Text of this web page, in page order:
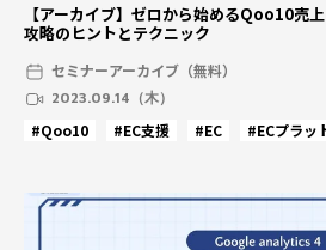
【アーカイブ】ゼロから始めるQoo10売
攻略のヒントとテクニック
セミナーアーカイブ（無料）
2023.09.14（木）
#Qoo10 #EC支援 #EC #ECプラッ